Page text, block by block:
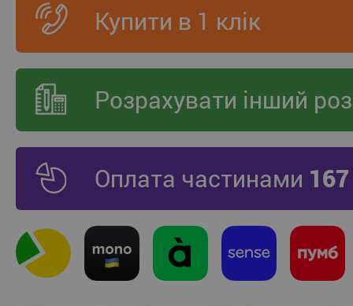
Купити в 1 клік
Розрахувати інший
Оплата частинами